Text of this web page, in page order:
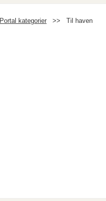
Portal kategorier >> Til haven